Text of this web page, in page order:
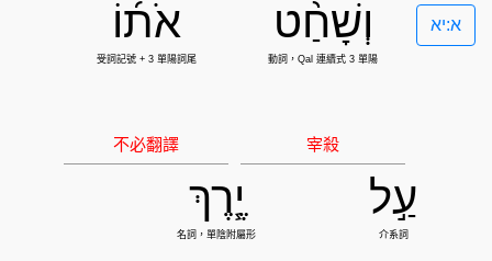
א:יא וְשָׁחַ֨ט אֹת֜וֹ
עַ֣ל יֶ֧רֶךְ